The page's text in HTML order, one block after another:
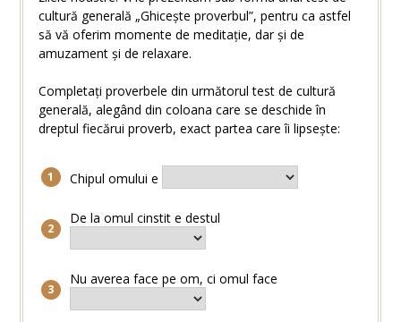
cultură generală „Ghicește proverbul”, pentru ca astfel
să vă oferim momente de meditație, dar și de
amuzament și de relaxare.
Completați proverbele din următorul test de cultură
generală, alegând din coloana care se deschide în
dreptul fiecărui proverb, exact partea care îi lipsește:
Chipul omului e
De la omul cinstit e destul
Nu averea face pe om, ci omul face